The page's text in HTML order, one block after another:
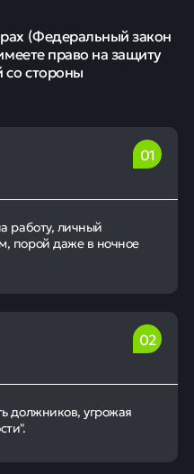
(Федеральный закон
право на защиту
со стороны
работу, личный
порой даже в ночное
01
должников, угрожая
02